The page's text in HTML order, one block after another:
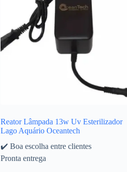
Reator Lâmpada 13w Uv Esterilizador
Lago Aquário Oceantech
✔️ Boa escolha entre clientes
Pronta entrega